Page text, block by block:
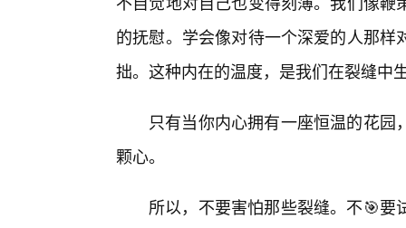
的抚慰。学会像对待一个深爱的人那
拙。这种内在的温度，是我们在裂缝中
只有当你内心拥有一座恒温的花
颗心。
所以，不要害怕那些裂缝。不🎯